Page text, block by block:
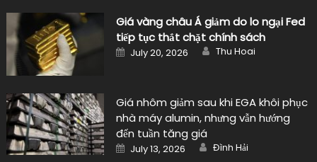
Giá vàng châu Á giảm do lo ngại Fed
tiếp tục thắt chặt chính sách
Posted
on
July 20, 2026 Author
Thu Hoai
Giá nhôm giảm sau khi EGA khôi phục
nhà máy alumin, nhưng vẫn hướng
đến tuần tăng giá
Posted
on
July 13, 2026 Author
Đình Hải